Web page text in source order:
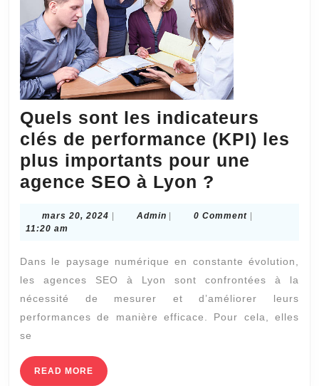
Quels sont les indicateurs
clés de performance (KPI) les
plus importants pour une
agence SEO à Lyon ?
les
clés
de
mars 20, 2024 mars
AdminAdmin0 Comment
11:20 am
Dans le paysage numérique en constante évolution,
les agences SEO à Lyon sont confrontées à la
nécessité de mesurer et d’améliorer leurs
performances de manière efficace. Pour cela, elles
se
READ MORE READ
MORE